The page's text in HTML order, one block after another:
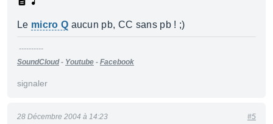
Le micro Q aucun pb, CC sans pb ! ;)
----------
SoundCloud- Youtube - Facebook
signaler
28 Décembre 2004 à 14:23 #5